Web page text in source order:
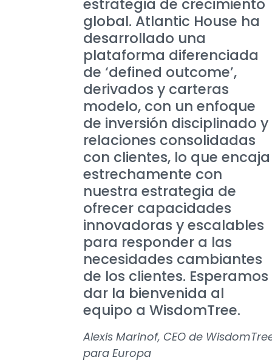
estrategia de crecimiento
global. Atlantic House ha
desarrollado una
plataforma diferenciada
de ‘defined outcome’,
derivados y carteras
modelo, con un enfoque
de inversión disciplinado y
relaciones consolidadas
con clientes, lo que encaja
estrechamente con
nuestra estrategia de
ofrecer capacidades
innovadoras y escalables
para responder a las
necesidades cambiantes
de los clientes. Esperamos
dar la bienvenida al
equipo a WisdomTree.
Alexis Marinof, CEO de
para Europa